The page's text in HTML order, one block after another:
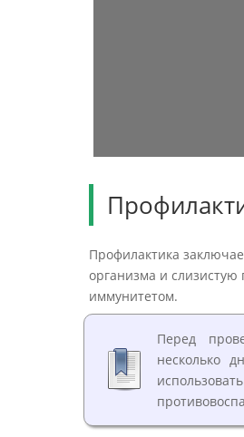
Профилактика
организма и слизистую
иммунитетом.
Перед
несколько